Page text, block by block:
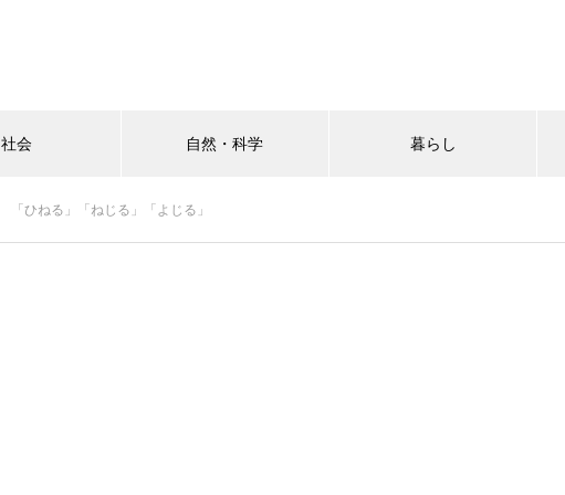
社会 自然・科学 暮らし
「ひねる」「ねじる」「よじる」